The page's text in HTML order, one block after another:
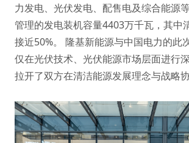
力发电、光伏发电、配售电及综合能源
管理的发电装机容量4403万千瓦，其中
接近50%。 隆基新能源与中国电力的此
仅在光伏技术、光伏能源市场层面进行
拉开了双方在清洁能源发展理念与战略协